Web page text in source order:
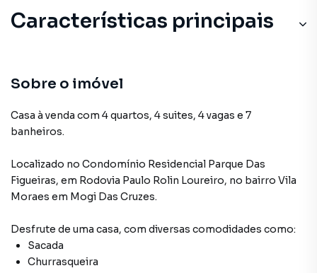
Características principais
Sobre o imóvel
Casa à venda com 4 quartos, 4 suites, 4 vagas e 7
banheiros.
Localizado no Condomínio Residencial Parque Das
Figueiras, em Rodovia Paulo Rolin Loureiro, no bairro Vila
Moraes em Mogi Das Cruzes.
Desfrute de uma casa, com diversas comodidades como:
Sacada
Churrasqueira